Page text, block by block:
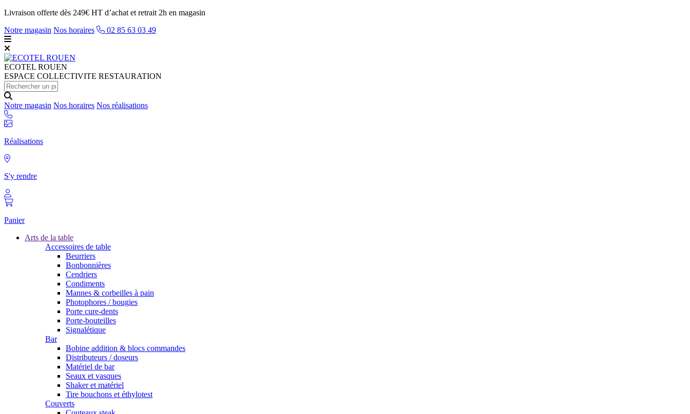
Livraison offerte dès 249€ HT d’achat et retrait 2h en magasin
Notre magasin Nos horaires 02 85 63 03 49
ECOTEL ROUEN
ESPACE COLLECTIVITE RESTAURATION
Notre magasin Nos horaires Nos réalisations
Réalisations
S'y rendre
Panier
Arts de la table
Accessoires de table
Beurriers
Bonbonnières
Cendriers
Condiments
Mannes & corbeilles à pain
Photophores / bougies
Porte cure-dents
Porte-bouteilles
Signalétique
Bar
Bobine addition & blocs commandes
Distributeurs / doseurs
Matériel de bar
Seaux et vasques
Shaker et matériel
Tire bouchons et éthylotest
Couverts